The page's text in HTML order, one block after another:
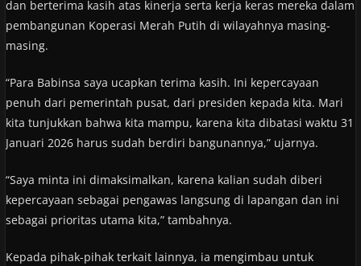
dan berterima kasih atas kinerja serta kerja keras mereka dalam
pembangunan Koperasi Merah Putih di wilayahnya masing-
masing.
“Para Babinsa saya ucapkan terima kasih. Ini kepercayaan
penuh dari pemerintah pusat, dari presiden kepada kita. Mari
kita tunjukkan bahwa kita mampu, karena kita dibatasi waktu 31
Januari 2026 harus sudah berdiri bangunannya,” ujarnya.
“Saya minta ini dimaksimalkan, karena kalian sudah diberi
kepercayaan sebagai pengawas langsung di lapangan dan ini
sebagai prioritas utama kita,” tambahnya.
Kepada pihak-pihak terkait lainnya, ia mengimbau untuk